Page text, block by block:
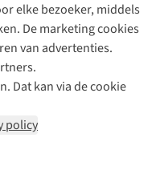
elke bezoeker, middels
De marketing cookies
van advertenties.
Dat kan via de cookie
policy